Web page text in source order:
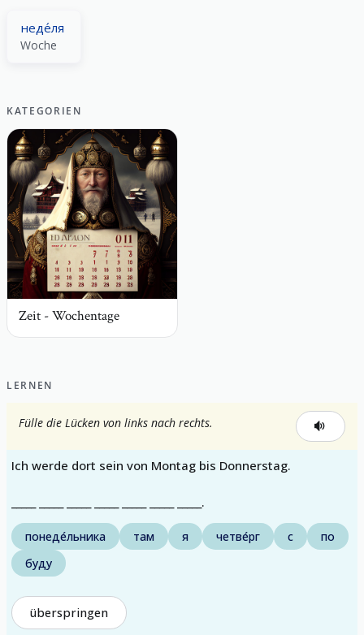
неде́ля
Woche
KATEGORIEN
Zeit - Wochentage
LERNEN
Fülle die Lücken von links nach rechts.
Ich werde dort sein von Montag bis Donnerstag.
_____ _____ _____ _____ _____ _____ _____.
понеде́льника там я четве́рг с
по
буду
überspringen